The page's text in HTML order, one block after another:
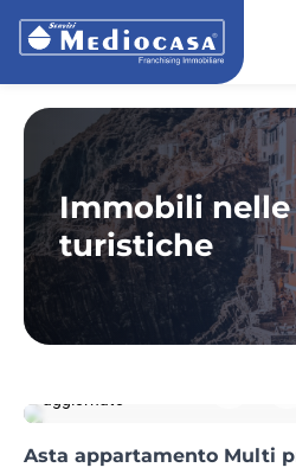
Immobili
turistiche
Asta appartamento Multi